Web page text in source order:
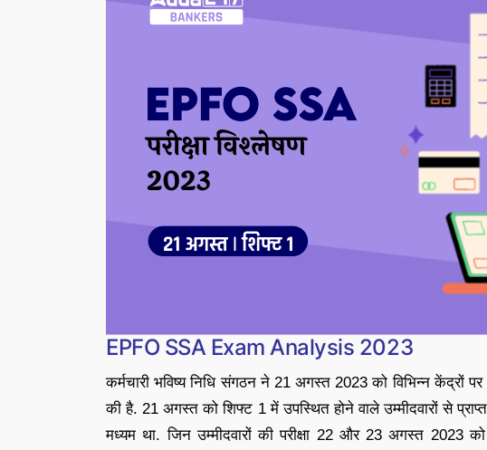
EPFO SSA Exam Analysis 2023
कर्मचारी भविष्य निधि संगठन ने 21 अगस्त 2023 को विभिन्न केंद्रों
की है. 21 अगस्त को शिफ्ट 1 में उपस्थित होने वाले उम्मीदवारों से
मध्यम था. जिन उम्मीदवारों की परीक्षा 22 और 23 अगस्त 2023